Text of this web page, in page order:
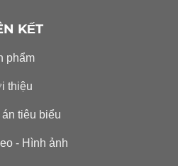
KẾT
phẩm
thiệu
tiêu biểu
- Hình ảnh